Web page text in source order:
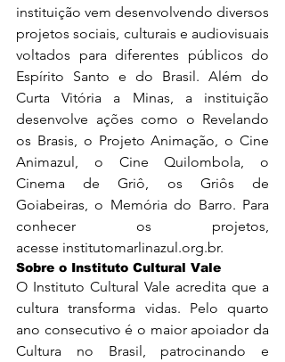
instituição vem desenvolvendo diversos
projetos sociais, culturais e audiovisuais
voltados para diferentes públicos do
Espírito Santo e do Brasil. Além do
Curta Vitória a Minas, a instituição
desenvolve ações como o Revelando
os Brasis, o Projeto Animação, o Cine
Animazul, o Cine Quilombola, o
Cinema de Griô, os Griôs de
Goiabeiras, o Memória do Barro. Para
conhecer os projetos,
acesse institutomarlinazul.org.br.
Sobre o Instituto Cultural Vale
O Instituto Cultural Vale acredita que a
cultura transforma vidas. Pelo quarto
ano consecutivo é o maior apoiador da
Cultura no Brasil, patrocinando e